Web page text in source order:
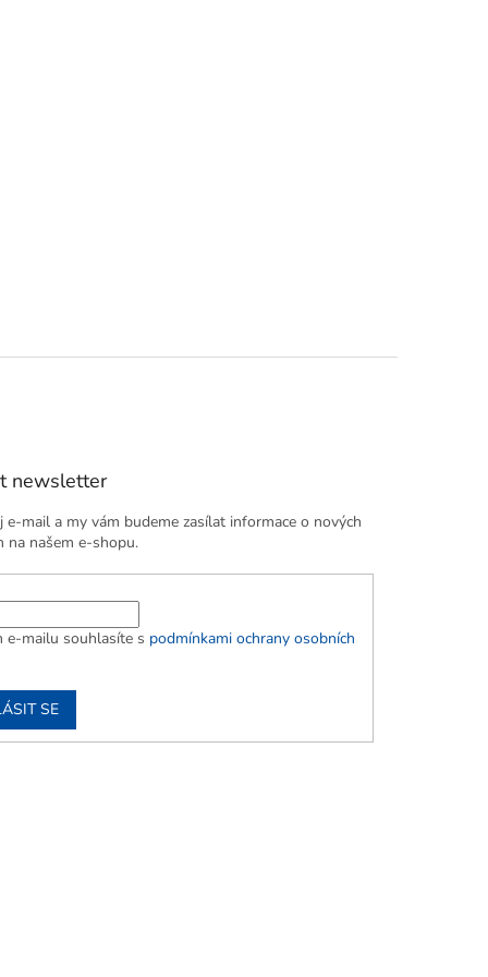
newsletter
e-mail a my vám budeme zasílat informace o nových
na našem e-shopu.
e-mailu souhlasíte s podmínkami ochrany osobních
SE